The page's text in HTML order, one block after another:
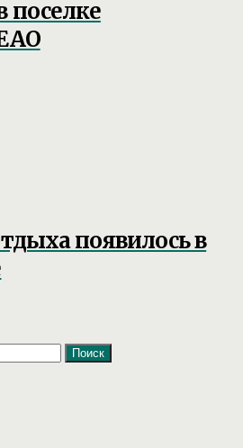
поселке
появилось в